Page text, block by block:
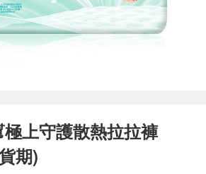
上守護散熱拉拉褲
期)